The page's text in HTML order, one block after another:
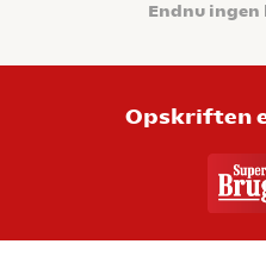
Endnu
Opskriften